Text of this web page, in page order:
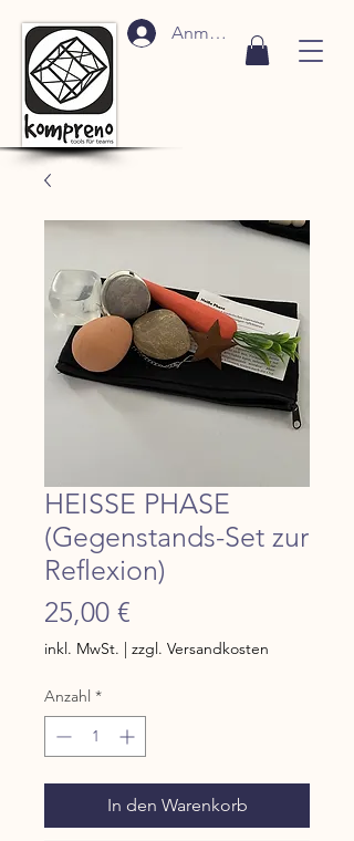
Anmelden
HEISSE PHASE
(Gegenstands-Set zur
Reflexion)
25,00 €
inkl. MwSt. | zzgl. Versandkosten
Anzahl *
In den Warenkorb